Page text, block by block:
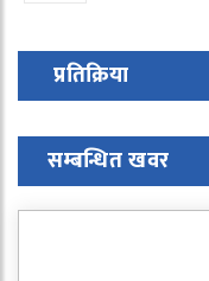
प्रतिक्रिया
सम्बन्धित खवर